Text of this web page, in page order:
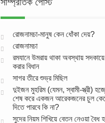
রোজনামচা-মানুষ কেন ধোঁকা দেয়?
রোজনামচা
রমযানে উমরায় থাকা অবস্থায়
করার বিধান
সাগর তীরে শুভ্র মিছিল
দুইজন মুহরিম (যেমন, স্বামী-স্ত্রী)
শেষ করে একজন আরেকজনের চুল
দিতে পারবে কি না?
সুদের নিয়ম শিখিয়ে বেতন নেওয়া বৈধ